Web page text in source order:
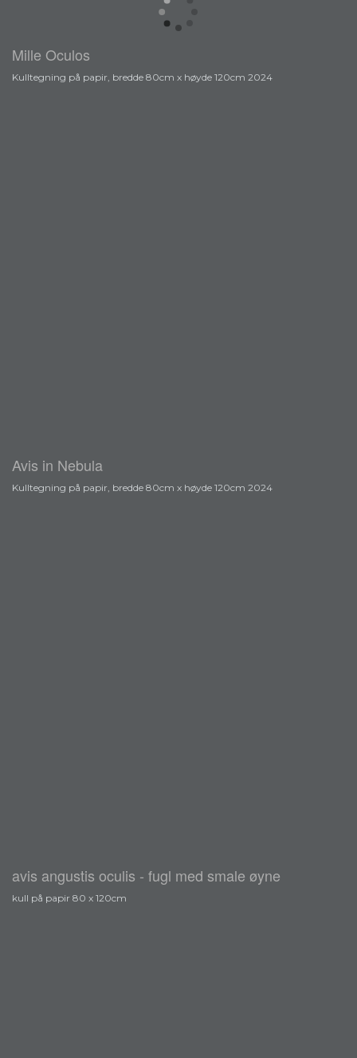
Mille Oculos
Kulltegning på papir, bredde 80cm x høyde 120cm 2024
Avis in Nebula
Kulltegning på papir, bredde 80cm x høyde 120cm 2024
avis angustis oculis - fugl med smale øyne
kull på papir 80 x 120cm